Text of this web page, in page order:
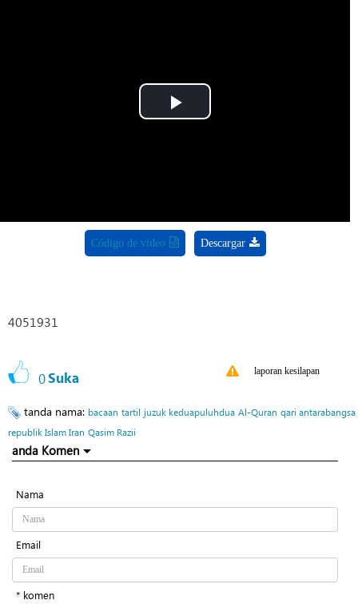
Play
Código de video Descargar
4051931
0Suka laporan kesilapan
tanda nama: bacaan tartil juzuk keduapuluhdua Al-Quran qari antarabangsa
republik Islam Iran Qasim Razii
anda Komen
Nama
Email
* komen